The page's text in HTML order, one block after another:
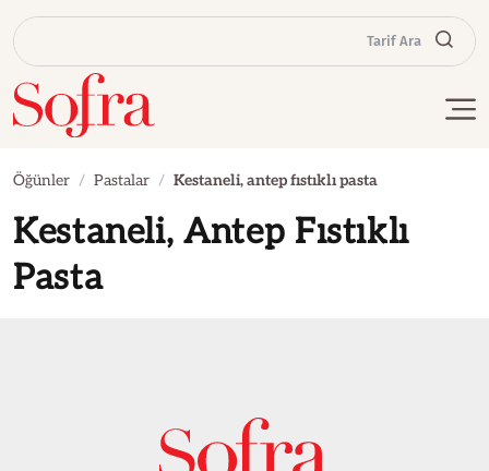
Tarif Ara
Öğünler Pastalar Kestaneli, antep fıstıklı pasta
Kestaneli, Antep Fıstıklı
Pasta